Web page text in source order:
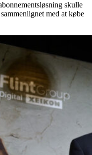
skulle
med at købe